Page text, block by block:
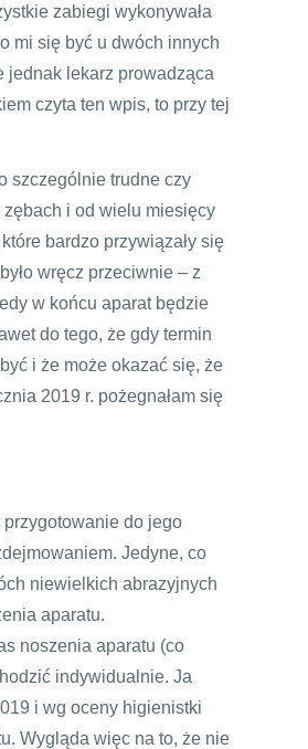
zabiegi wykonywała
mi się być u dwóch innych
jednak lekarz prowadząca
czyta ten wpis, to przy tej
szczególnie trudne czy
zębach i od wielu miesięcy
bardzo przywiązały się
wręcz przeciwnie – z
w końcu aparat będzie
do tego, że gdy termin
i że może okazać się, że
2019 r. pożegnałam się
do jego
Jedyne, co
niewielkich abrazyjnych
aparatu.
noszenia aparatu (co
indywidualnie. Ja
i wg oceny higienistki
Wygląda więc na to, że nie